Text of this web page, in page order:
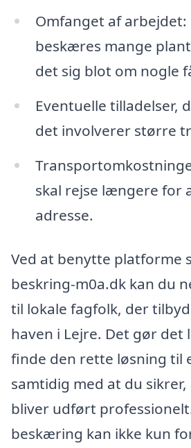
Omfanget af arbejdet:
beskæres mange
det sig blot om nogle
Eventuelle tilladelser,
det involverer større
skal rejse længere for
adresse.
Ved at benytte platforme
beskring-m0a.dk kan du
til lokale fagfolk, der
haven i Lejre. Det gør
finde den rette løsning til
samtidig med at du
bliver udført
beskæring kan ikke kun